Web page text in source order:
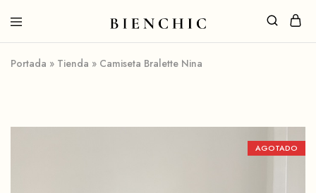
Portada » Tienda » Camiseta Bralette Nina
AGOTADO